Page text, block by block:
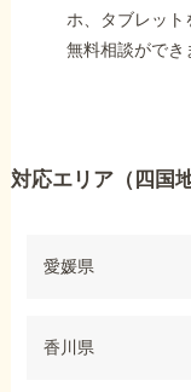
ホ、タブレッ
無料相談ができ
対応エリア（四国
愛媛県
香川県